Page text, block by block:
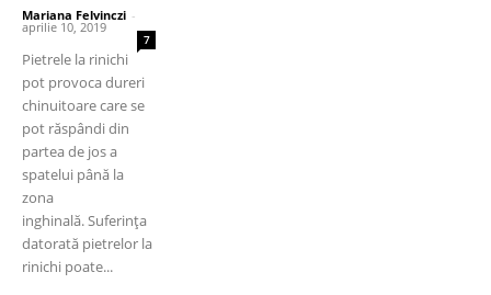
Mariana Felvinczi -
aprilie 10, 2019
7
Pietrele la rinichi
pot provoca dureri
chinuitoare care se
pot răspândi din
partea de jos a
spatelui până la
zona
inghinală. Suferința
datorată pietrelor la
rinichi poate...